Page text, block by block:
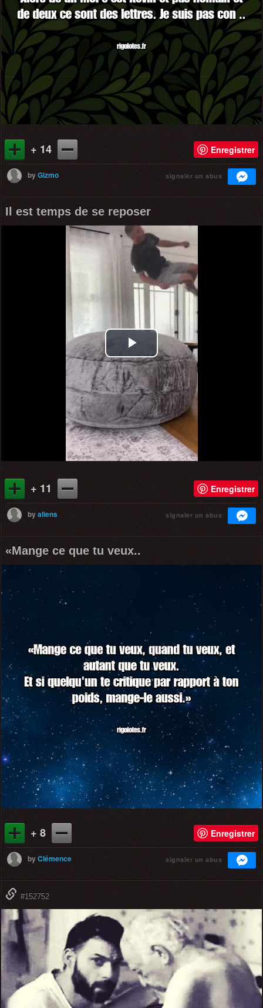
+ 14 Enregistrer
byGizmo signaler un abus
Il est temps de se reposer
Play
Video
+ 11 Enregistrer
byaliens signaler un abus
«Mange ce que tu veux..
+ 8 Enregistrer
byClémence signaler un abus
#152752